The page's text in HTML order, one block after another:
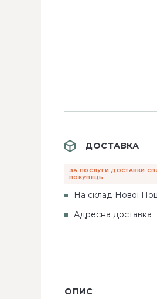
ДОСТАВКА
ЗА ПОСЛУГИ ДОСТАВКИ
ПОКУПЕЦЬ
На склад Нової
Адресна доставка
ОПИС